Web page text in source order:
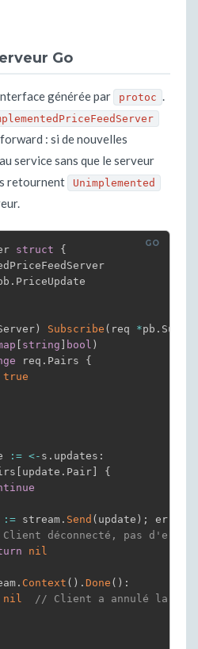
Go
générée par protoc .
: si de nouvelles
service sans que le serveur
retournent
Unimplemented
struct
{
.
) Subscribe ( req *pb .
string bool )
req . Pairs {
true
:= <- s . updates :
update . Pair
{
:= stream . Send ( update ) ; err
déconnecté, pas
nil
. Context ( ) . Done ( ) :
nil
// Client a annulé la